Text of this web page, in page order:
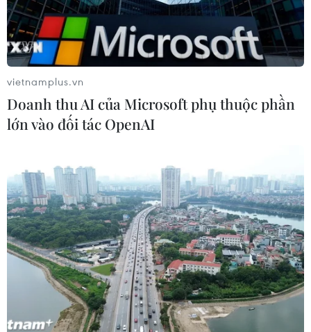
TIN CÙNG CHUYÊN MỤC
vietnamplus.vn
Doanh thu AI của Microsoft phụ thuộc phần
lớn vào đối tác OpenAI